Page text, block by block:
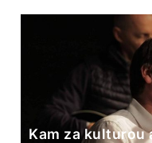
Kam za kulturou